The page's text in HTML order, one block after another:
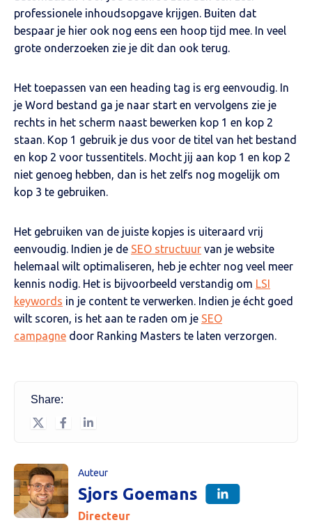
professionele inhoudsopgave krijgen. Buiten dat
bespaar je hier ook nog eens een hoop tijd mee. In veel
grote onderzoeken zie je dit dan ook terug.
Het toepassen van een heading tag is erg eenvoudig. In
je Word bestand ga je naar start en vervolgens zie je
rechts in het scherm naast bewerken kop 1 en kop 2
staan. Kop 1 gebruik je dus voor de titel van het bestand
en kop 2 voor tussentitels. Mocht jij aan kop 1 en kop 2
niet genoeg hebben, dan is het zelfs nog mogelijk om
kop 3 te gebruiken.
Het gebruiken van de juiste kopjes is uiteraard vrij
eenvoudig. Indien je de SEO structuur van je website
helemaal wilt optimaliseren, heb je echter nog veel meer
kennis nodig. Het is bijvoorbeeld verstandig om LSI
keywords in je content te verwerken. Indien je écht goed
wilt scoren, is het aan te raden om je SEO
campagne door Ranking Masters te laten verzorgen.
Share:
Auteur
Sjors Goemans
Directeur